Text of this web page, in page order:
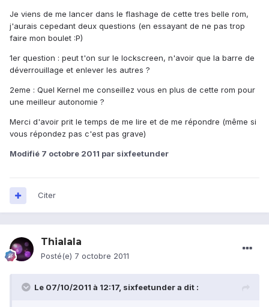
Je viens de me lancer dans le flashage de cette tres belle rom,
j'aurais cepedant deux questions (en essayant de ne pas trop
faire mon boulet :P)
1er question : peut t'on sur le lockscreen, n'avoir que la barre de
déverrouillage et enlever les autres ?
2eme : Quel Kernel me conseillez vous en plus de cette rom pour
une meilleur autonomie ?
Merci d'avoir prit le temps de me lire et de me répondre (même si
vous répondez pas c'est pas grave)
Modifié 7 octobre 2011 par sixfeetunder
Citer
Thialala
Posté(e) 7 octobre 2011
Le 07/10/2011 à 12:17, sixfeetunder a dit :